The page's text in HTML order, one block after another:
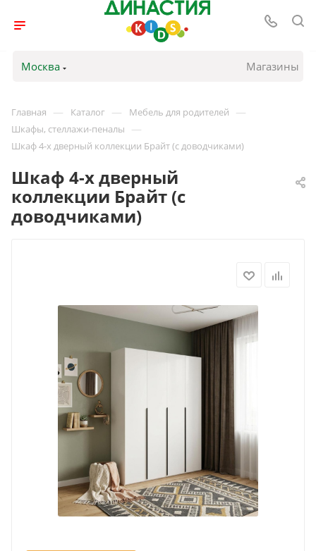
Москва Магазины
Главная — Каталог — Мебель для родителей —
Шкафы, стеллажи-пеналы —
Шкаф 4-х дверный коллекции Брайт (с доводчиками)
Шкаф 4-х дверный
коллекции Брайт (с
доводчиками)